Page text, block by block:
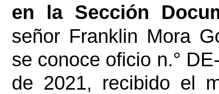
en la Sección
señor Franklin Mora
se conoce oficio n.°
de 2021, recibido el